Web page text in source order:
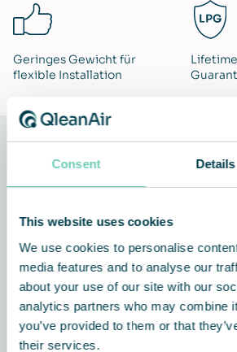
Consent Details
This website uses cookies
We use cookies to personalise
media features and to analyse our
about your use of our site with our
analytics partners who may combine
you’ve provided to them or that
their services.
Geringes Gewicht für
flexible Installation
Die Technologie